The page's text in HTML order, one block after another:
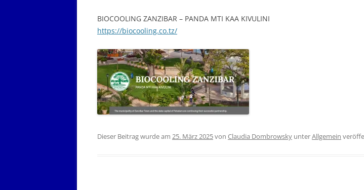
BIOCOOLING ZANZIBAR – PANDA MTI KAA KIVULINI
https://biocooling.co.tz/
Dieser Beitrag wurde am 25. März 2025von Claudia Dombrowsky unterAllgemein